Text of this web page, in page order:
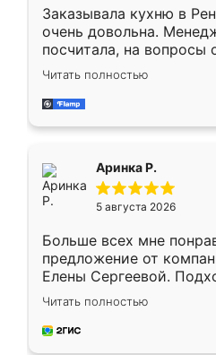
Заказывала кухню в
очень довольна.
посчитала, на вопросы
Замерщик приехал в
делу со всей
за день, ребята
Читать полностью
Аринка Р.
5 августа 2026
Больше всех мне
предложение от
Елены Сергеевой.
короткие сроки
для замера сотрудник
предложил по моему
Читать полностью